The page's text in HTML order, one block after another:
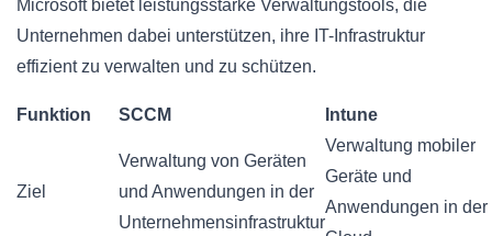
Microsoft bietet leistungsstarke Verwaltungstools, die
Unternehmen dabei unterstützen, ihre IT-Infrastruktur
effizient zu verwalten und zu schützen.
Funktion SCCM Intune
Ziel
Verwaltung von Geräten
und Anwendungen in der
Unternehmensinfrastruktur
Verwaltung mobiler
Geräte und
Anwendungen in der